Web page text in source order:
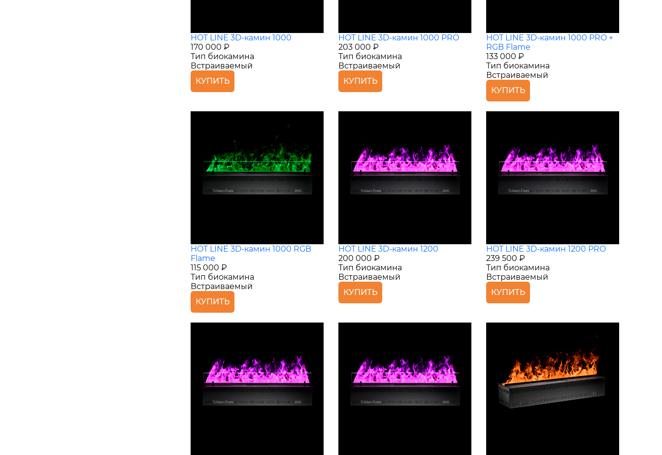
HOT LINE 3D-камин 1000
170 000 ₽
Тип биокамина
Встраиваемый
КУПИТЬ
HOT LINE 3D-камин 1000 PRO
203 000 ₽
Тип биокамина
Встраиваемый
КУПИТЬ
HOT LINE 3D-камин 1000 PRO +
RGB Flame
133 000 ₽
Тип биокамина
Встраиваемый
КУПИТЬ
HOT LINE 3D-камин 1000 RGB
Flame
115 000 ₽
Тип биокамина
Встраиваемый
КУПИТЬ
HOT LINE 3D-камин 1200
200 000 ₽
Тип биокамина
Встраиваемый
КУПИТЬ
HOT LINE 3D-камин 1200 PRO
239 500 ₽
Тип биокамина
Встраиваемый
КУПИТЬ